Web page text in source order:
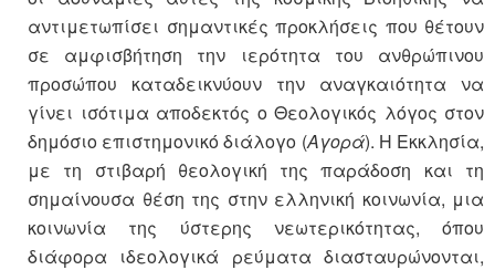
αντιμετωπίσει σημαντικές προκλήσεις που θέτουν
σε αμφισβήτηση την ιερότητα του ανθρώπινου
προσώπου καταδεικνύουν την αναγκαιότητα να
γίνει ισότιμα αποδεκτός ο Θεολογικός λόγος στον
δημόσιο επιστημονικό διάλογο (Αγορά). Η Εκκλησία,
με τη στιβαρή θεολογική της παράδοση και τη
σημαίνουσα θέση της στην ελληνική κοινωνία, μια
κοινωνία της ύστερης νεωτερικότητας, όπου
διάφορα ιδεολογικά ρεύματα διασταυρώνονται,